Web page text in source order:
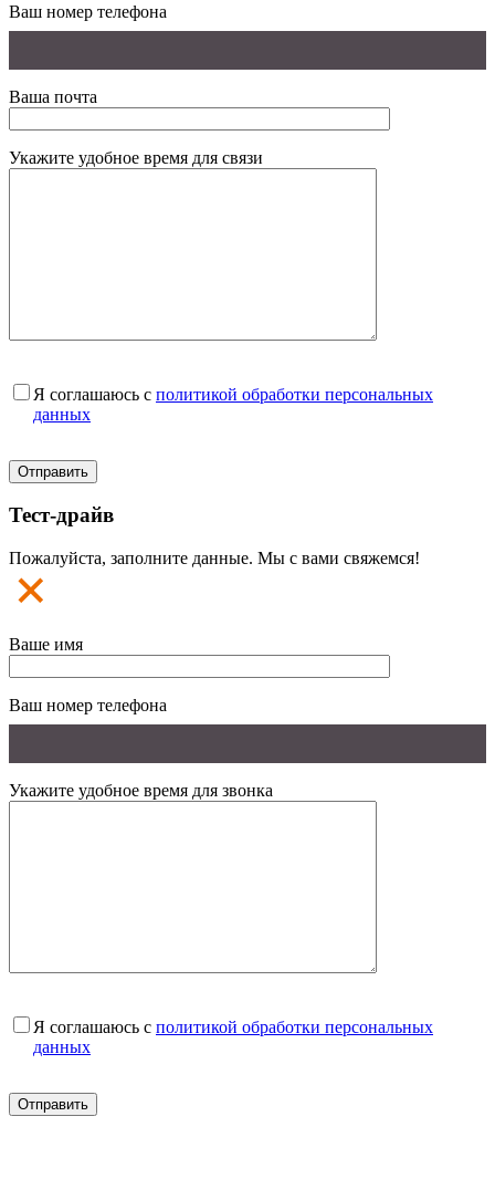
Ваш номер телефона
Ваша почта
Укажите удобное время для связи
Я соглашаюсь с политикой обработки персональных
данных
Тест-драйв
Пожалуйста, заполните данные. Мы с вами свяжемся!
Ваше имя
Ваш номер телефона
Укажите удобное время для звонка
Я соглашаюсь с политикой обработки персональных
данных